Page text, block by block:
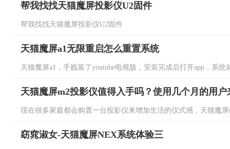
帮我找找天猫魔屏投影仪U2固件
帮我找找天猫魔屏投影仪U2固件
天猫魔屏a1无限重启怎么重置系统
天猫魔屏a1，手贱装了youtube电视版，安装完成后打开app，系
天猫魔屏m2投影仪值得入手吗？使用几个月的用户
现在很多家庭都会购置一台投影仪来增加生活的仪式感，天猫魔
窈窕淑女-天猫魔屏NEX系统体验三